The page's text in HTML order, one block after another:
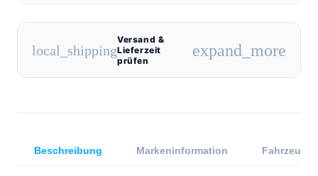
local_shipping
Versand &
Lieferzeit
prüfen
expand_more
Beschreibung Markeninformation